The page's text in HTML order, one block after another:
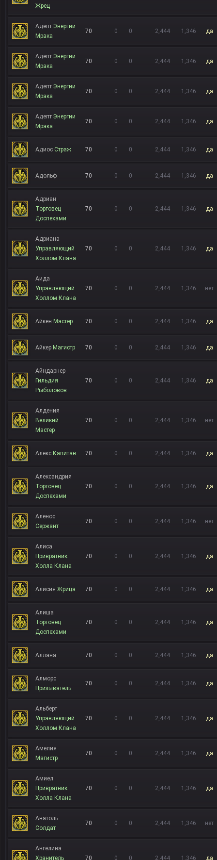
Жрец
Адепт Энергии
Мрака
70 0 0 2,444 1,346 да
Адепт Энергии
Мрака
70 0 0 2,444 1,346 да
Адепт Энергии
Мрака
70 0 0 2,444 1,346 да
Адепт Энергии
Мрака
70 0 0 2,444 1,346 да
Адиос Страж 70 0 0 2,444 1,346 да
Адольф 70 0 0 2,444 1,346 да
Адриан
Торговец
Доспехами
70 0 0 2,444 1,346 да
Адриана
Управляющий
Холлом Клана
70 0 0 2,444 1,346 да
Аида
Управляющий
Холлом Клана
70 0 0 2,444 1,346 нет
Айкен Мастер 70 0 0 2,444 1,346 да
Айкер Магистр 70 0 0 2,444 1,346 да
Айндарнер
Гильдия
Рыболовов
70 0 0 2,444 1,346 да
Алдения
Великий
Мастер
70 0 0 2,444 1,346 нет
Алекс Капитан 70 0 0 2,444 1,346 да
Александрия
Торговец
Доспехами
70 0 0 2,444 1,346 да
Аленос
Сержант
70 0 0 2,444 1,346 нет
Алиса
Привратник
Холла Клана
70 0 0 2,444 1,346 да
Алисия Жрица 70 0 0 2,444 1,346 да
Алиша
Торговец
Доспехами
70 0 0 2,444 1,346 да
Аллана 70 0 0 2,444 1,346 да
Алморс
Призыватель
70 0 0 2,444 1,346 да
Альберт
Управляющий
Холлом Клана
70 0 0 2,444 1,346 да
Амелия
Магистр
70 0 0 2,444 1,346 да
Амиел
Привратник
Холла Клана
70 0 0 2,444 1,346 да
Анатоль
Солдат
70 0 0 2,444 1,346 нет
Ангелина
Хранитель
70 0 0 2,444 1,346 да